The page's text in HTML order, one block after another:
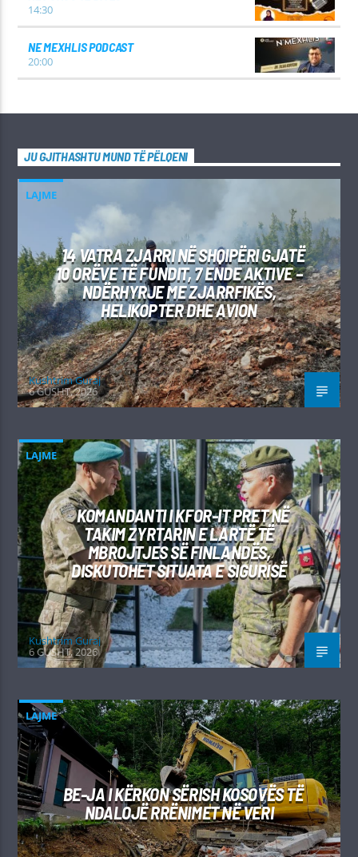
14:30
NE MEXHLIS PODCAST
20:00
JU GJITHASHTU MUND TË PËLQENI
LAJME
14 VATRA ZJARRI NË SHQIPËRI GJATË
10 ORËVE TË FUNDIT, 7 ENDE AKTIVE –
NDËRHYRJE ME ZJARRFIKËS,
HELIKOPTER DHE AVION
Kushtrim Guraj
6 GUSHT, 2026
LAJME
KOMANDANTI I KFOR-IT PRET NË
TAKIM ZYRTARIN E LARTË TË
MBROJTJES SË FINLANDËS,
DISKUTOHET SITUATA E SIGURISË
Kushtrim Guraj
6 GUSHT, 2026
LAJME
BE-JA I KËRKON SËRISH KOSOVËS TË
NDALOJË RRËNIMET NË VERI